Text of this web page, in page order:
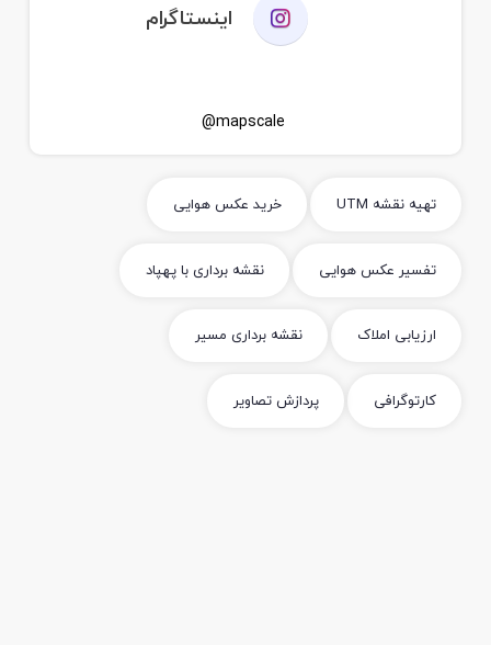
اینستاگرام
mapscale@
تهیه نقشه UTM خرید عکس هوایی
تفسیر عکس هوایی نقشه برداری با پهپاد
ارزیابی املاک نقشه برداری مسیر
کارتوگرافی پردازش تصاویر